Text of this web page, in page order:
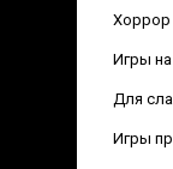
Хоррор
Игры
Для
Игры